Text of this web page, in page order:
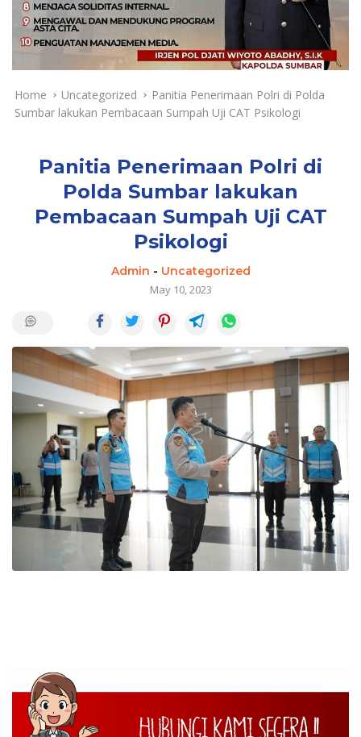
y
a
a
n
T
k
i
Home Uncategorized
Panitia Penerimaan Polri di Polda
Sumbar lakukan Pembacaan Sumpah Uji CAT Psikologi
Panitia Penerimaan Polri di
Polda Sumbar lakukan
Pembacaan Sumpah Uji CAT
Psikologi
Admin - Uncategorized
May 10, 2023